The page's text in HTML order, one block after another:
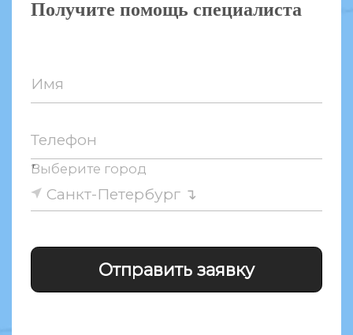
Получите помощь специалиста
Имя
Телефон
Санкт-Петербург
↑
Выберите город